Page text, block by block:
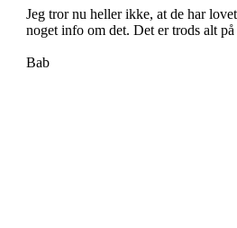
Jeg tror nu heller ikke, at de har
noget info om det. Det er trods alt
Bab